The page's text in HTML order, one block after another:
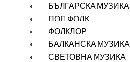
БЪЛГАРСКА МУЗИКА
ПОП ФОЛК
ФОЛКЛОР
БАЛКАНСКА МУЗИКА
СВЕТОВНА МУЗИКА